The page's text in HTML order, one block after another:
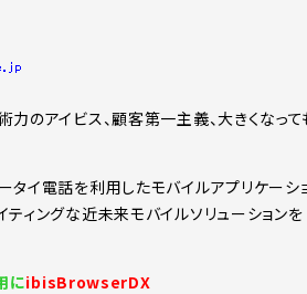
力のアイビス、顧客第一主義、大きくなって
タイ電話を利用したモバイルアプリケーシ
ティングな近未来モバイルソリューションを
にibisBrowserDX